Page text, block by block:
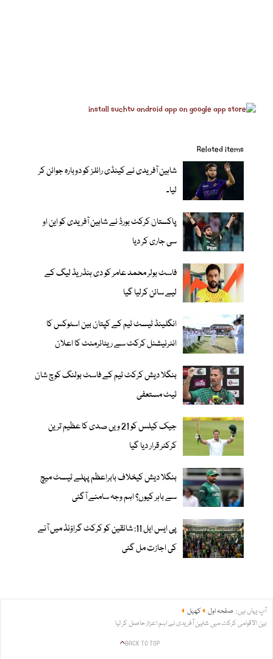
Related items
شاہین آفریدی نے کینڈی رائلز کو دوبارہ جوائن کر
لیا۔
پاکستان کرکٹ بورڈ نے شاہین آفریدی کو این او
سی جاری کر دیا
فاسٹ بولر محمد عامر کو دی ہنڈریڈ لیگ کے
لیے سائن کرلیا گیا
انگلینڈ ٹیسٹ ٹیم کے کپتان بین اسٹوکس کا
انٹرنیشنل کرکٹ سے ریٹائرمنٹ کا اعلان
بنگلا دیش کرکٹ ٹیم کے فاسٹ بولنگ کوچ شان
ٹیٹ مستعفی
جیک کیلس کو 21 ویں صدی کا عظیم ترین
کرکٹر قرار دیا گیا
بنگلا دیش کیخلاف بابراعظم پہلے ٹیسٹ میچ
سے باہر کیوں؟ اہم وجہ سامنے آگئی
پی ایس ایل 11: شائقین کو کرکٹ گراؤنڈ میں آنے
کی اجازت مل گئی
آپ یہاں ہیں: صفحہ اول
کھیل
بین الاقوامی کرکٹ میں شاہین آفریدی نے اہم اعزاز حاصل کر لیا
BACK TO TOP